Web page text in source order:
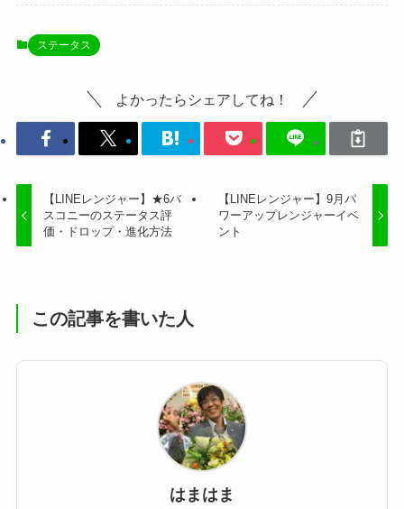
ステータス
よかったらシェアしてね！
【LINEレンジャー】★6バ
スコニーのステータス評
価・ドロップ・進化方法
【LINEレンジャー】9月パ
ワーアップレンジャーイベ
ント
この記事を書いた人
はまはま